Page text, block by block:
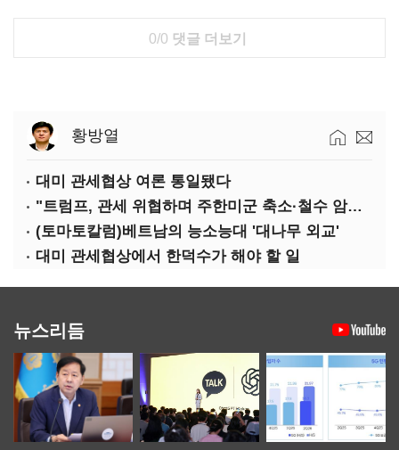
0/0 댓글 더보기
황방열
대미 관세협상 여론 통일됐다
"트럼프, 관세 위협하며 주한미군 축소·철수 암시할 수도"
(토마토칼럼)베트남의 능소능대 '대나무 외교'
대미 관세협상에서 한덕수가 해야 할 일
뉴스리듬